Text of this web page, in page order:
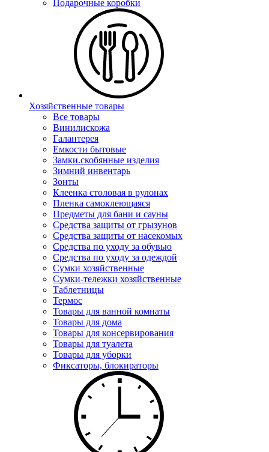
Подарочные коробки
Хозяйственные товары
Все товары
Винилискожа
Галантерея
Емкости бытовые
Замки.скобянные изделия
Зимний инвентарь
Зонты
Клеенка столовая в рулонах
Пленка самоклеющаяся
Предметы для бани и сауны
Средства защиты от грызунов
Средства защиты от насекомых
Средства по уходу за обувью
Средства по уходу за одеждой
Сумки хозяйственные
Сумки-тележки хозяйственные
Таблетницы
Термос
Товары для ванной комнаты
Товары для дома
Товары для консервирования
Товары для туалета
Товары для уборки
Фиксаторы, блокираторы